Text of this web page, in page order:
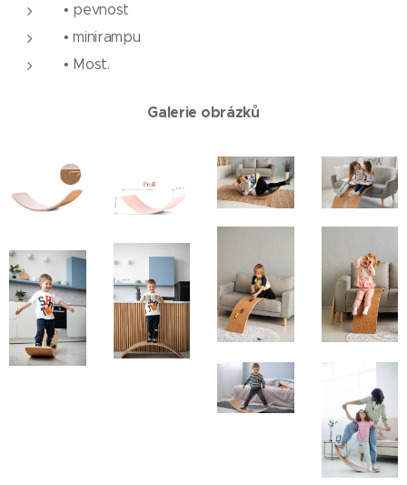
• pevnost
• minirampu
• Most.
Galerie obrázků